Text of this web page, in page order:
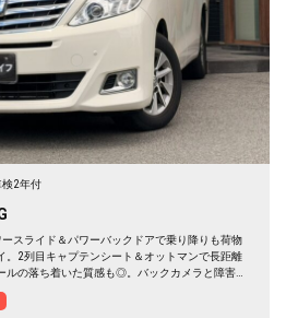
検2年付
スライド＆パワーバックドアで乗り降りも荷物
。2列目キャプテンシート＆オットマンで長距離
ルの落ち着いた質感も◎。バックカメラと障害物
ち遠しくなる一台です《1年保証付》👑